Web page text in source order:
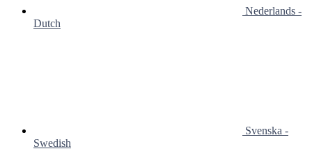
Nederlands -
Dutch
Svenska -
Swedish